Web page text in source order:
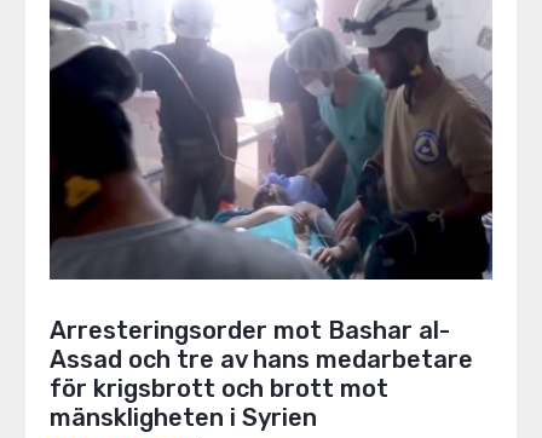
Arresteringsorder mot Bashar al-
Assad och tre av hans medarbetare
för krigsbrott och brott mot
mänskligheten i Syrien